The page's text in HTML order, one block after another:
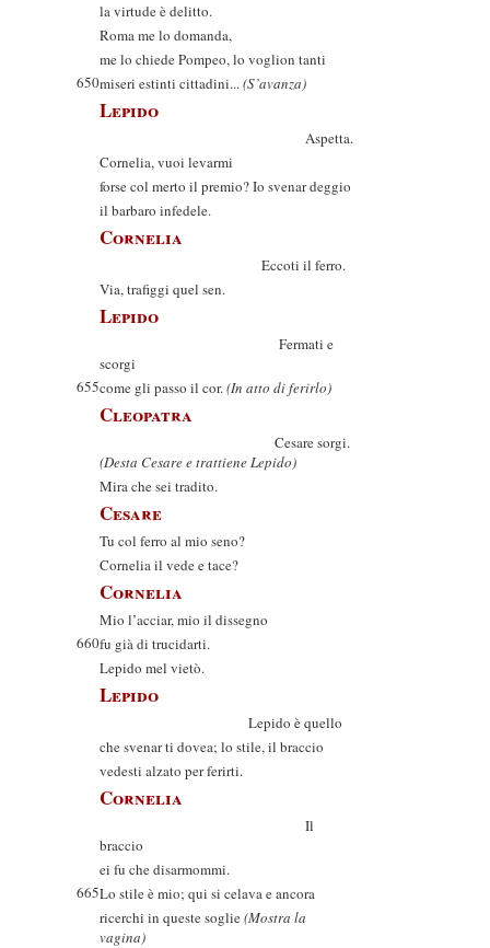
la virtude è delitto.
Roma me lo domanda,
me lo chiede Pompeo, lo voglion tanti
650miseri estinti cittadini...(S’avanza)
Lepido
Aspetta.
Cornelia, vuoi levarmi
forse col merto il premio? Io svenar deggio
il barbaro infedele.
Cornelia
Eccoti il ferro.
Via, trafiggi quel sen.
Lepido
Fermati e
scorgi
655come gli passo il cor.(In atto di ferirlo)
Cleopatra
Cesare sorgi.
(Desta Cesare e trattiene Lepido)
Mira che sei tradito.
Cesare
Tu col ferro al mio seno?
Cornelia il vede e tace?
Cornelia
Mio l’acciar, mio il dissegno
660fu già di trucidarti.
Lepido mel vietò.
Lepido
Lepido è quello
che svenar ti dovea; lo stile, il braccio
vedesti alzato per ferirti.
Cornelia
Il
braccio
ei fu che disarmommi.
665Lo stile è mio; qui si celava e ancora
ricerchi in queste soglie(Mostra la
vagina)